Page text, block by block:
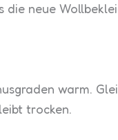
die neue
warm.
trocken.